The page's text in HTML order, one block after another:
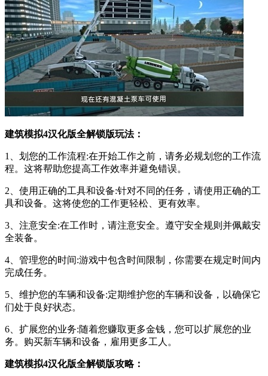
建筑模拟4汉化版全解锁版玩法：
1、划您的工作流程:在开始工作之前，请务必规划您的工作流
程。这将帮助您提高工作效率并避免错误。
2、使用正确的工具和设备:针对不同的任务，请使用正确的工
具和设备。这将使您的工作更轻松、更有效率。
3、注意安全:在工作时，请注意安全。遵守安全规则并佩戴安
全装备。
4、管理您的时间:游戏中包含时间限制，你需要在规定时间内
完成任务。
5、维护您的车辆和设备:定期维护您的车辆和设备，以确保它
们处于良好状态。
6、扩展您的业务:随着您赚取更多金钱，您可以扩展您的业
务。购买新车辆和设备，雇用更多工人。
建筑模拟4汉化版全解锁版攻略：